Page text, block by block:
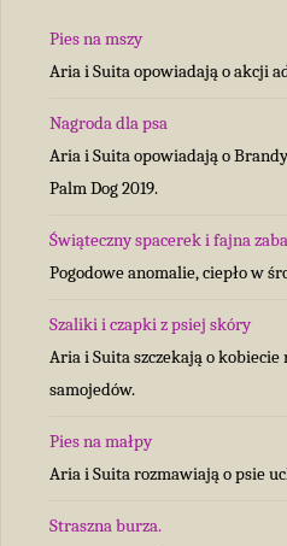
Pies na mszy
Aria i Suita opowiadają o akcji
Nagroda dla psa
Aria i Suita opowiadają o
Palm Dog 2019.
Świąteczny spacerek i fajna
Pogodowe anomalie, ciepło w
Szaliki i czapki z psiej skóry
Aria i Suita szczekają o kobiecie
samojedów.
Pies na małpy
Aria i Suita rozmawiają o psie
Straszna burza.